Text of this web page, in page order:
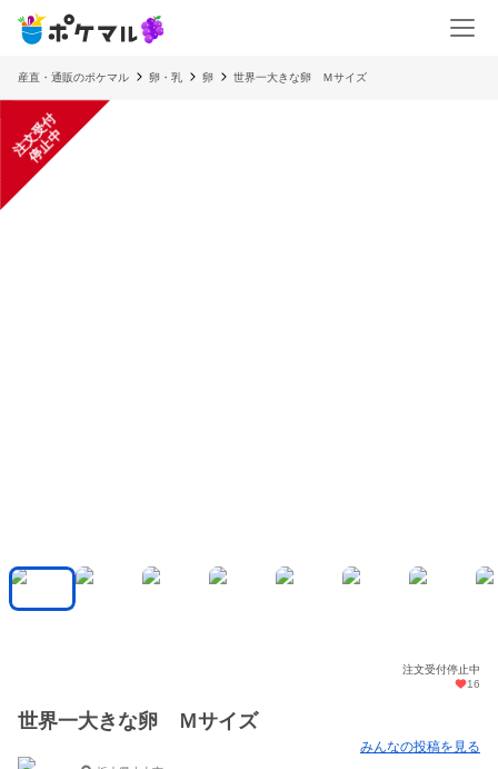
産直・通販のポケマル 卵・乳 卵 世界一大きな卵 Ｍサイズ
注
文
受
付
停
止
中
注文受付停止中
16
世界一大きな卵 Ｍサイズ
みんなの投稿を見る